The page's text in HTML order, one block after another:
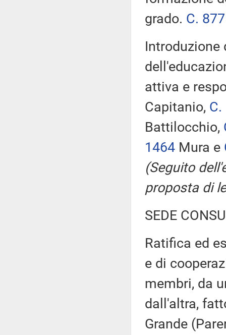
grado. C. 877
attiva e
Capitanio, C.
Battilocchio,
1464 Mura e
(Seguito
proposta di
SEDE
Ratifica ed
e di
membri, da
dall'altra,
Grande